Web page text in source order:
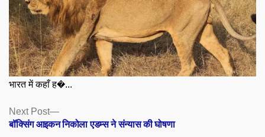
भारत में कहाँ ह�...
Posts
navigation
Next Post
Next
post:
बॉक्सिंग आइकन निकोला एडम्स ने संन्यास की घोषणा